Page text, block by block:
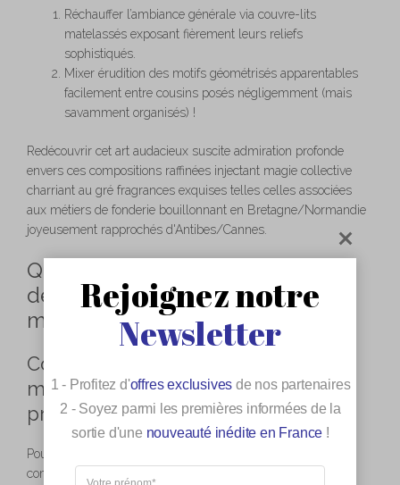
Réchauffer l’ambiance générale via couvre-lits
matelassés exposant fièrement leurs reliefs
sophistiqués.
Mixer érudition des motifs géométrisés apparentables
facilement entre cousins posés négligemment (mais
savamment organisés) !
Redécouvrir cet art audacieux suscite admiration profonde
envers ces compositions raffinées injectant magie collective
charriant au gré fragrances exquises telles celles associées
aux métiers de fonderie bouillonnant en Bretagne/Normandie
joyeusement rapprochés d'Antibes/Cannes.
Questions fréquentes sur la
décoration provençale chic et
moderne
Comment équilibrer tradition et
modernité dans une décoration
provençale ?
Pour marier harmonieusement tradition et modernité,
commencez par maintenir les éléments architecturaux
Rejoignez notre
Newsletter
1 - Profitez d'offres exclusives de nos partenaires
2 - Soyez parmi les premières informées de la
sortie d'une nouveauté inédite en France !